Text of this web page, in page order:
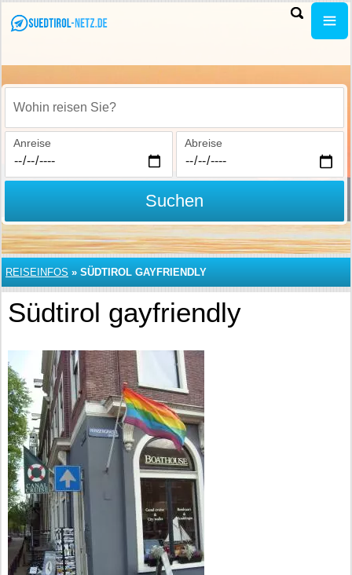
Wohin reisen Sie?
Anreise Abreise
Suchen
REISEINFOS » SÜDTIROL GAYFRIENDLY
Südtirol gayfriendly